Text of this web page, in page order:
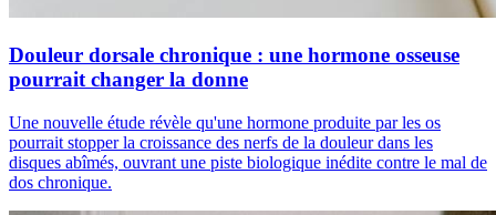
Douleur dorsale chronique : une hormone osseuse
pourrait changer la donne
Une nouvelle étude révèle qu'une hormone produite par les os
pourrait stopper la croissance des nerfs de la douleur dans les
disques abîmés, ouvrant une piste biologique inédite contre le mal de
dos chronique.